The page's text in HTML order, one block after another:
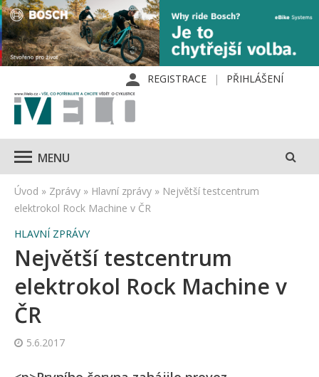
REGISTRACE PŘIHLÁŠENÍ
MENU
Úvod » Zprávy » Hlavní zprávy » Největší testcentrum
elektrokol Rock Machine v ČR
HLAVNÍ ZPRÁVY
Největší testcentrum
elektrokol Rock Machine v
ČR
5.6.2017